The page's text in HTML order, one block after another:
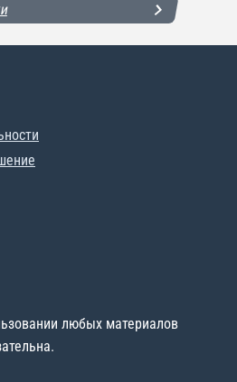
любых материалов